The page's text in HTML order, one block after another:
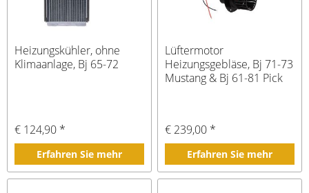
Heizungskühler, ohne
Klimaanlage, Bj 65-72
€ 124,90 *
Erfahren Sie mehr
Lüftermotor
Heizungsgebläse, Bj 71-73
Mustang & Bj 61-81 Pick
€ 239,00 *
Erfahren Sie mehr